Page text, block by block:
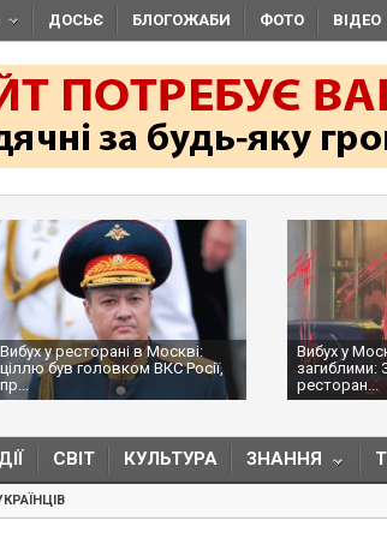
ДОСЬЄ БЛОГОЖАБИ ФОТО ВІДЕО
Вибух у ресторані в Москві:
ціллю був головком ВКС Росії,
пр...
Вибух у
загиблими:
ресторан...
СВІТ КУЛЬТУРА ЗНАННЯ